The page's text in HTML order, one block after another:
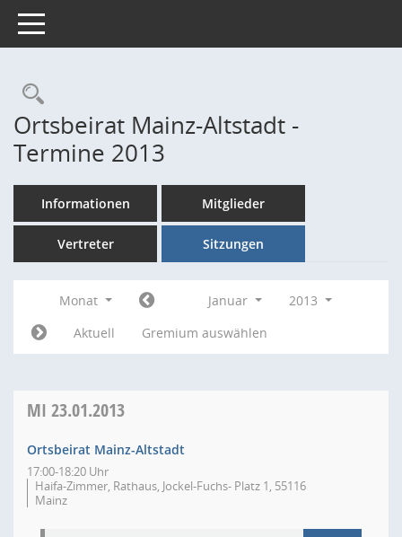
Toggle navigation
Rechercheauswahl
Ortsbeirat Mainz-Altstadt -
Termine 2013
Informationen Mitglieder
Vertreter Sitzungen
Monat Januar
2013
Aktuell
Gremium auswählen
MI 23.01.2013
Ortsbeirat Mainz-Altstadt
17:00-18:20 Uhr
Haifa-Zimmer, Rathaus, Jockel-Fuchs- Platz 1, 55116
Mainz